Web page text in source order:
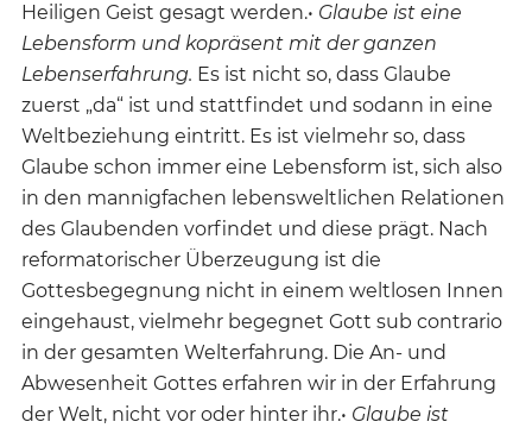
Heiligen Geist gesagt werden.• Glaube ist eine
Lebensform und kopräsent mit der ganzen
Lebenserfahrung. Es ist nicht so, dass Glaube
zuerst „da“ ist und stattfindet und sodann in eine
Weltbeziehung eintritt. Es ist vielmehr so, dass
Glaube schon immer eine Lebensform ist, sich also
in den mannigfachen lebensweltlichen Relationen
des Glaubenden vorfindet und diese prägt. Nach
reformatorischer Überzeugung ist die
Gottesbegegnung nicht in einem weltlosen Innen
eingehaust, vielmehr begegnet Gott sub contrario
in der gesamten Welterfahrung. Die An- und
Abwesenheit Gottes erfahren wir in der Erfahrung
der Welt, nicht vor oder hinter ihr.• Glaube ist